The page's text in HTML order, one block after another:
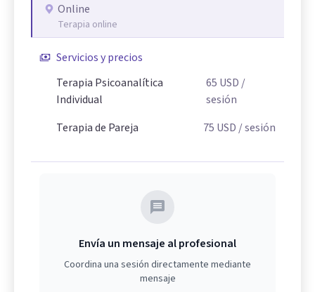
Online
Terapia online
Servicios y precios
Terapia Psicoanalítica
Individual
65 USD /
sesión
Terapia de Pareja
75 USD / sesión
Envía un mensaje al profesional
Coordina una sesión directamente mediante
mensaje